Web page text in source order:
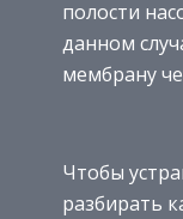
полости
данном
мембрану
Чтобы
разбирать